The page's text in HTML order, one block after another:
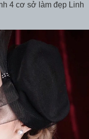
4 cơ sở làm đẹp Linh